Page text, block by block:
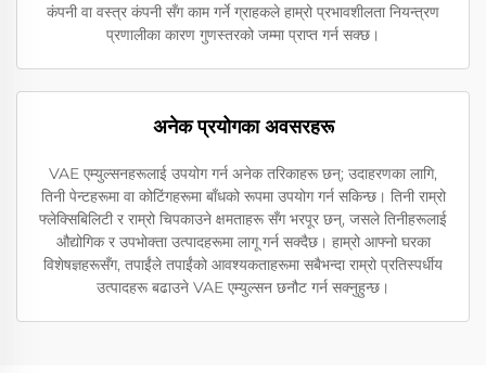
कंपनी वा वस्त्र कंपनी सँग काम गर्ने ग्राहकले हाम्रो प्रभावशीलता नियन्त्रण
प्रणालीका कारण गुणस्तरको जम्मा प्राप्त गर्न सक्छ।
अनेक प्रयोगका अवसरहरू
VAE एम्युल्सनहरूलाई उपयोग गर्न अनेक तरिकाहरू छन्; उदाहरणका लागि,
तिनी पेन्टहरूमा वा कोटिंगहरूमा बाँधको रूपमा उपयोग गर्न सकिन्छ। तिनी राम्रो
फ्लेक्सिबिलिटी र राम्रो चिपकाउने क्षमताहरू सँग भरपूर छन्, जसले तिनीहरूलाई
औद्योगिक र उपभोक्ता उत्पादहरूमा लागू गर्न सक्दैछ। हाम्रो आफ्नो घरका
विशेषज्ञहरूसँग, तपाईंले तपाईंको आवश्यकताहरूमा सबैभन्दा राम्रो प्रतिस्पर्धीय
उत्पादहरू बढाउने VAE एम्युल्सन छनौट गर्न सक्नुहुन्छ।